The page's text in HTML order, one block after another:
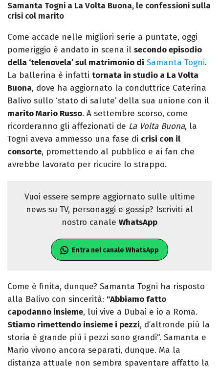
Samanta Togni a La Volta Buona, le confessioni sulla
crisi col marito
Come accade nelle migliori serie a puntate, oggi
pomeriggio è andato in scena il secondo episodio
della ‘telenovela’ sul matrimonio di Samanta Togni.
La ballerina è infatti tornata in studio a La Volta
Buona, dove ha aggiornato la conduttrice Caterina
Balivo sullo ‘stato di salute’ della sua unione con il
marito Mario Russo. A settembre scorso, come
ricorderanno gli affezionati de La Volta Buona, la
Togni aveva ammesso una fase di crisi con il
consorte, promettendo al pubblico e ai fan che
avrebbe lavorato per ricucire lo strappo.
Vuoi essere sempre aggiornato sulle ultime
news su TV, personaggi e gossip? Iscriviti al
nostro canale WhatsApp
Entra nel canale WhatsApp
Come è finita, dunque? Samanta Togni ha risposto
alla Balivo con sincerità: "Abbiamo fatto
capodanno insieme, lui vive a Dubai e io a Roma.
Stiamo rimettendo insieme i pezzi, d’altronde più la
storia è grande più i pezzi sono grandi". Samanta e
Mario vivono ancora separati, dunque. Ma la
distanza attuale non sembra spaventare affatto la